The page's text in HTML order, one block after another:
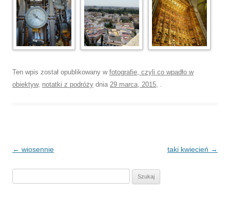
Ten wpis został opublikowany w fotografie, czyli co wpadło w
obiektyw, notatki z podróży dnia 29 marca, 2015
Nawigacja
← wiosennie taki kwiecień →